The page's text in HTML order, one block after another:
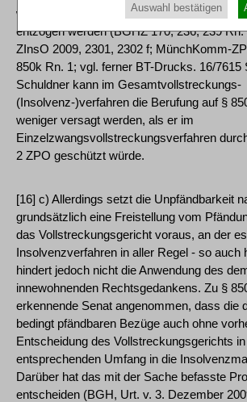
weggepfändet und dem Schuldner somit die
entzogen werden (BGHZ 170, 236, 239
ZInsO 2009, 2301, 2302 f; MünchKomm-
850k Rn. 1; vgl. ferner BT-Drucks. 16/7615
Schuldner kann im Gesamtvollstreckungs-
(Insolvenz-)verfahren die Berufung auf §
weniger versagt werden, als er im
Einzelzwangsvollstreckungsverfahren
2 ZPO geschützt würde.
[16] c) Allerdings setzt die Unpfändbarkeit
grundsätzlich eine Freistellung vom
das Vollstreckungsgericht voraus, an der
Insolvenzverfahren in aller Regel - so auch
hindert jedoch nicht die Anwendung des
innewohnenden Rechtsgedankens. Zu §
erkennende Senat angenommen, dass die
bedingt pfändbaren Bezüge auch ohne
Entscheidung des Vollstreckungsgerichts
entsprechenden Umfang in die
Darüber hat das mit der Sache befasste
entscheiden (BGH, Urt. v. 3. Dezember
Auswahl bestätigen